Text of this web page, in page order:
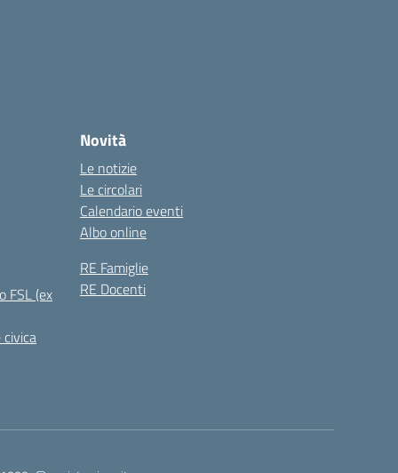
FSL (ex
Novità
Le notizie
Le circolari
Calendario eventi
Albo online
RE Famiglie
RE Docenti